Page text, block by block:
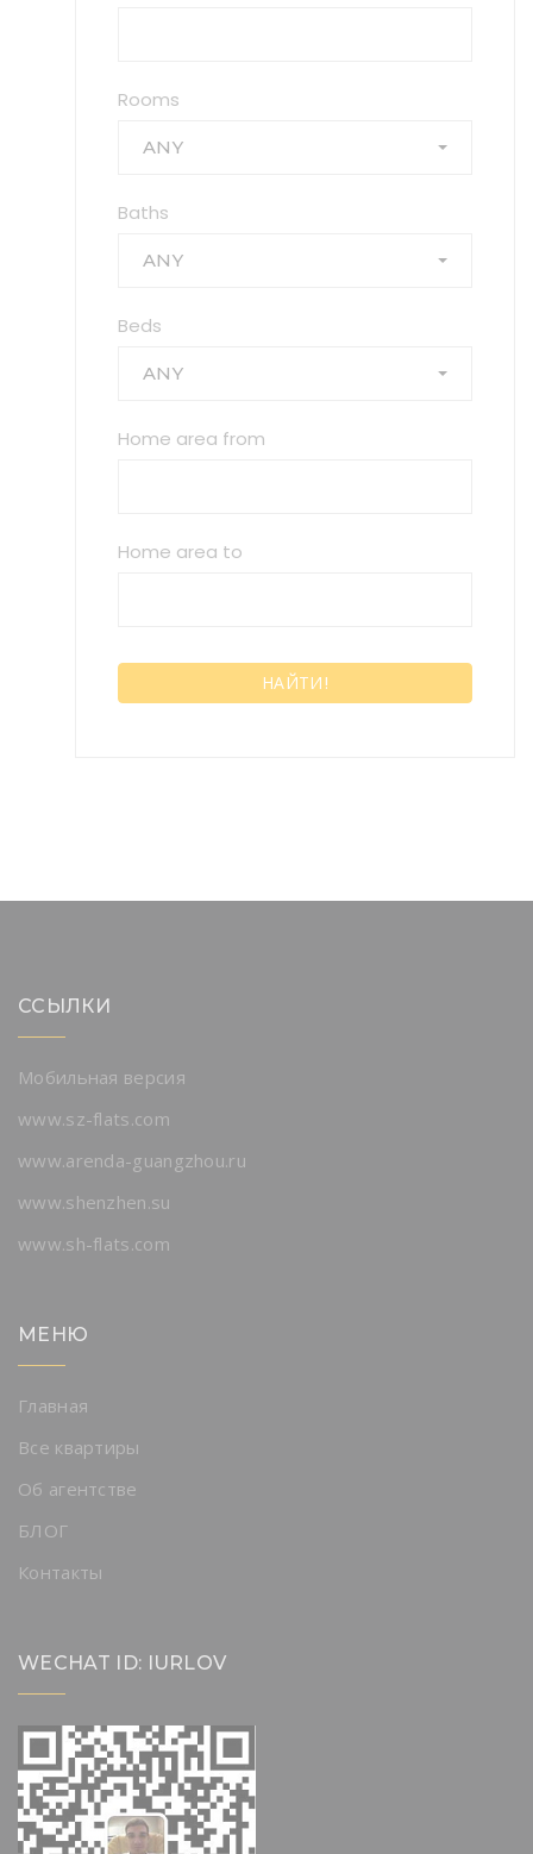
Rooms
ANY
Baths
ANY
Beds
ANY
Home area from
Home area to
НАЙТИ!
ССЫЛКИ
Мобильная версия
www.sz-flats.com
www.arenda-guangzhou.ru
www.shenzhen.su
www.sh-flats.com
МЕНЮ
Главная
Все квартиры
Об агентстве
БЛОГ
Контакты
WECHAT ID: IURLOV